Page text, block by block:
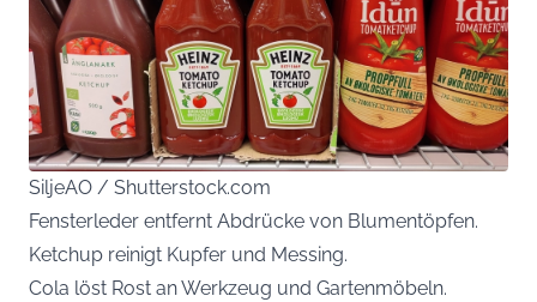
SiljeAO / Shutterstock.com
Fensterleder entfernt Abdrücke von Blumentöpfen.
Ketchup reinigt Kupfer und Messing.
Cola löst Rost an Werkzeug und Gartenmöbeln.